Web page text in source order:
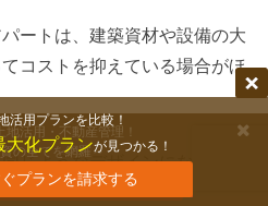
ートは、建築資材や設備の大
コストを抑えている場合がほ
じようなデザインになりやす
活用・不動産管理！
の全てを網羅～
ーの詳細を見る
活用プランを比較！
大化プランが見つかる！
プランを請求する